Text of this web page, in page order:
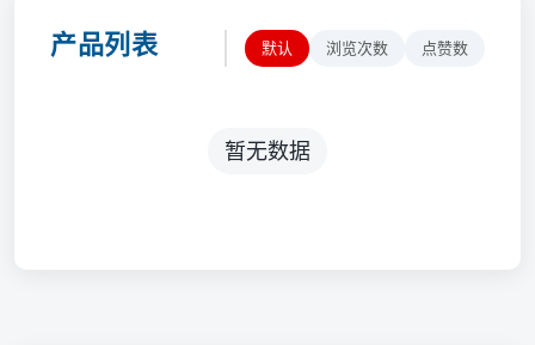
产品列表 默认 浏览次数 点赞数
暂无数据